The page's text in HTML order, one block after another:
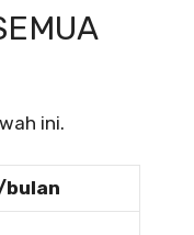
ini.
bulan